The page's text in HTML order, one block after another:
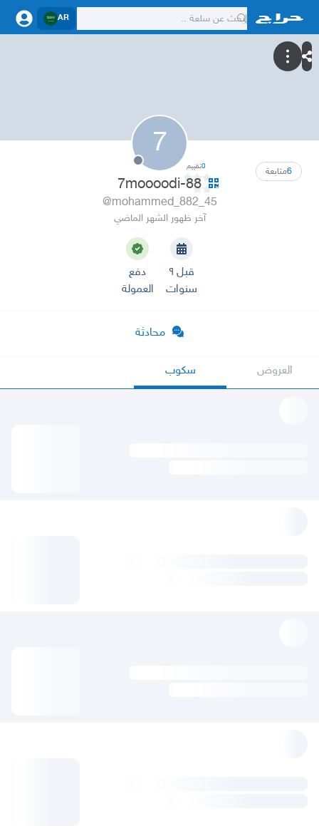
AR
7
6متابعة 0تقييم
7moooodi-88
@mohammed_882_45
آخر ظهور الشهر الماضي
قبل ٩
سنوات
دفع
العمولة
محادثة
العروض سكوب